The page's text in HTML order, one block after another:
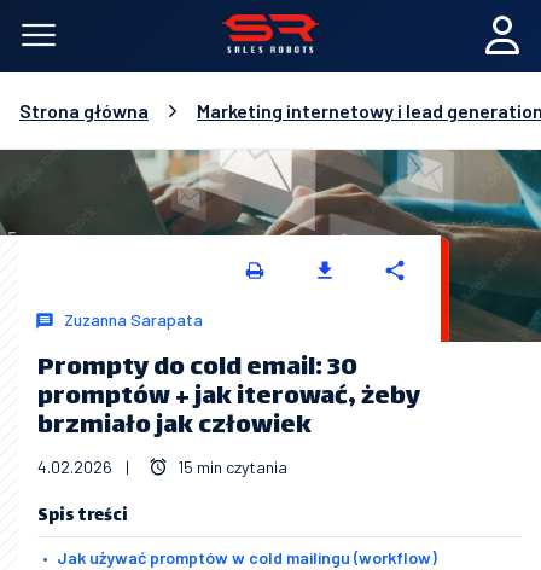
Strona główna Marketing internetowy i lead
Zuzanna Sarapata
Prompty do cold email: 30
promptów + jak iterować, żeby
brzmiało jak człowiek
4.02.2026 | 15 min czytania
Spis treści
Jak używać promptów w cold mailingu (workflow)